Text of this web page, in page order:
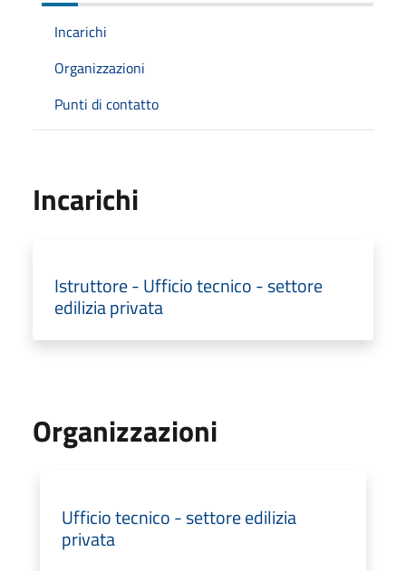
Incarichi
Organizzazioni
Punti di contatto
Incarichi
Istruttore - Ufficio tecnico - settore
edilizia privata
Organizzazioni
Ufficio tecnico - settore edilizia
privata